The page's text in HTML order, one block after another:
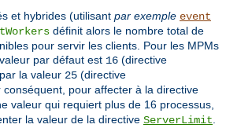
et hybrides (utilisant par exemple event
définit alors le nombre total de
pour servir les clients. Pour les MPMs
par défaut est 16 (directive
la valeur 25 (directive
conséquent, pour affecter à la directive
valeur qui requiert plus de 16 processus,
la valeur de la directive ServerLimit